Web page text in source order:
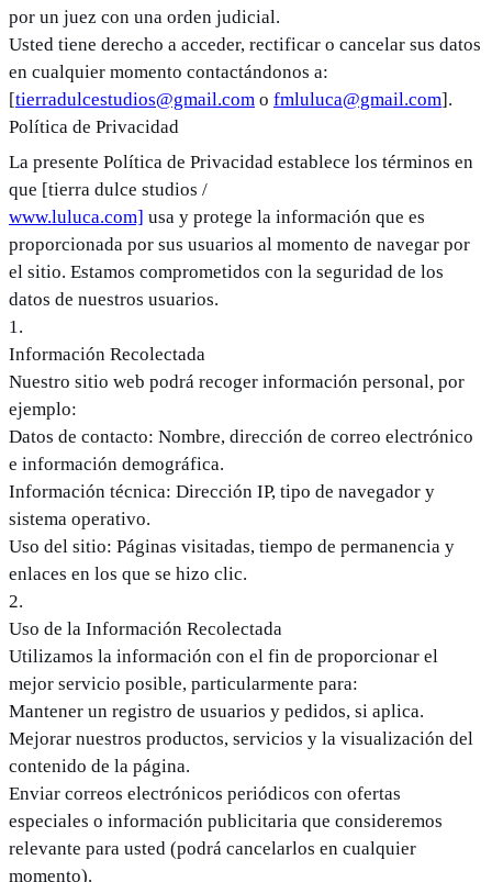
por un juez con una orden judicial.
Usted tiene derecho a acceder, rectificar o cancelar sus datos
en cualquier momento contactándonos a:
[tierradulcestudios@gmail.com o fmluluca@gmail.com].
Política de Privacidad
La presente Política de Privacidad establece los términos en
que [tierra dulce studios /
www.luluca.com] usa y protege la información que es
proporcionada por sus usuarios al momento de navegar por
el sitio. Estamos comprometidos con la seguridad de los
datos de nuestros usuarios.
1 .
Información Recolectada
Nuestro sitio web podrá recoger información personal, por
ejemplo:
Datos de contacto: Nombre, dirección de correo electrónico
e información demográfica.
Información técnica: Dirección IP, tipo de navegador y
sistema operativo.
Uso del sitio: Páginas visitadas, tiempo de permanencia y
enlaces en los que se hizo clic.
2.
Uso de la Información Recolectada
Utilizamos la información con el fin de proporcionar el
mejor servicio posible, particularmente para:
Mantener un registro de usuarios y pedidos, si aplica.
Mejorar nuestros productos, servicios y la visualización del
contenido de la página.
Enviar correos electrónicos periódicos con ofertas
especiales o información publicitaria que consideremos
relevante para usted (podrá cancelarlos en cualquier
momento).